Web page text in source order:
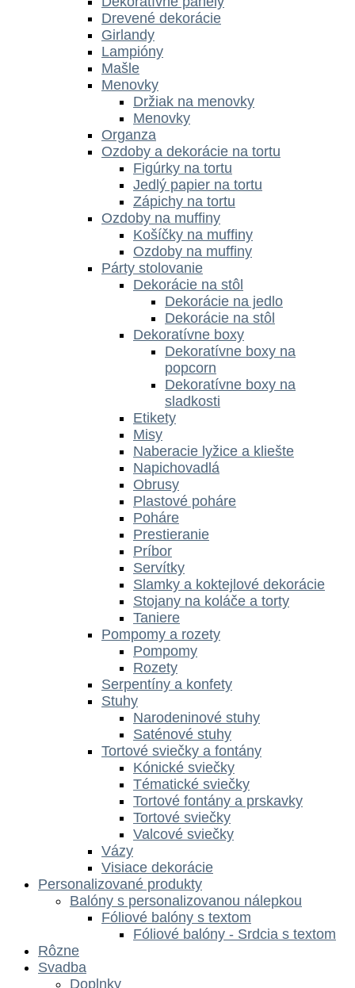
Drevené dekorácie
Girlandy
Lampióny
Mašle
Menovky
Držiak na menovky
Menovky
Organza
Ozdoby a dekorácie na tortu
Figúrky na tortu
Jedlý papier na tortu
Zápichy na tortu
Ozdoby na muffiny
Košíčky na muffiny
Ozdoby na muffiny
Párty stolovanie
Dekorácie na stôl
Dekorácie na jedlo
Dekorácie na stôl
Dekoratívne boxy
Dekoratívne boxy na
popcorn
Dekoratívne boxy na
sladkosti
Etikety
Misy
Naberacie lyžice a kliešte
Napichovadlá
Obrusy
Plastové poháre
Poháre
Prestieranie
Príbor
Servítky
Slamky a koktejlové dekorácie
Stojany na koláče a torty
Taniere
Pompomy a rozety
Pompomy
Rozety
Serpentíny a konfety
Stuhy
Narodeninové stuhy
Saténové stuhy
Tortové sviečky a fontány
Kónické sviečky
Tématické sviečky
Tortové fontány a prskavky
Tortové sviečky
Valcové sviečky
Vázy
Visiace dekorácie
Personalizované produkty
Balóny s personalizovanou nálepkou
Fóliové balóny s textom
Fóliové balóny - Srdcia s textom
Rôzne
Svadba
Doplnky